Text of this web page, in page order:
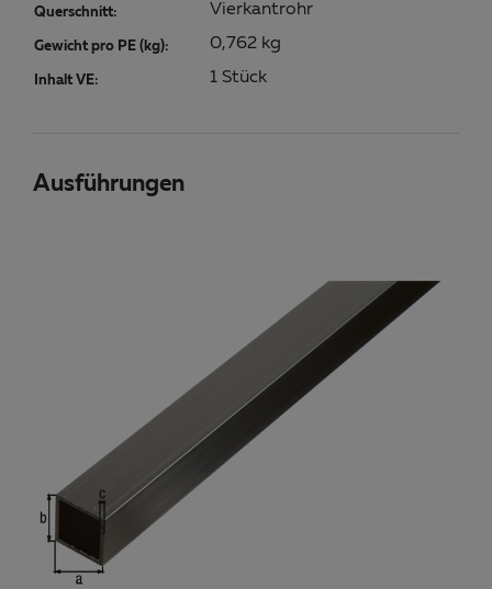
Querschnitt: Vierkantrohr
Gewicht pro PE (kg): 0,762 kg
Inhalt VE: 1 Stück
Ausführungen